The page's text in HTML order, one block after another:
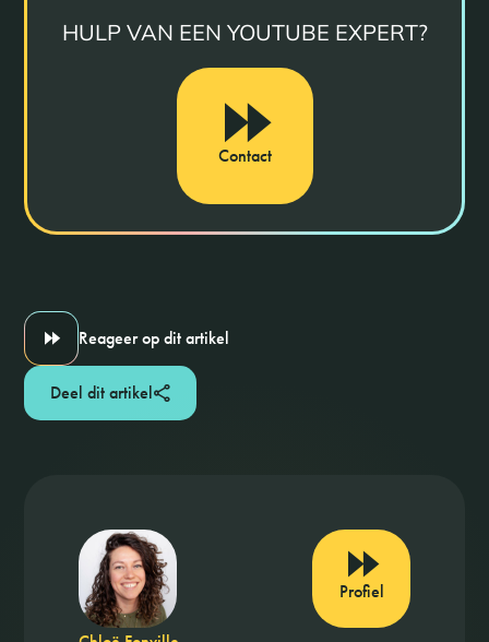
HULP VAN EEN YOUTUBE EXPERT?
Contact
Reageer op dit artikel
Deel dit artikel
Profiel